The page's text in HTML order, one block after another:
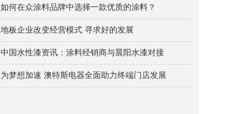
如何在众涂料品牌中选择一款优质的涂料？
地板企业改变经营模式 寻求好的发展
中国水性漆资讯：涂料经销商与晨阳水漆对接
为梦想加速 澳特斯电器全面助力终端门店发展